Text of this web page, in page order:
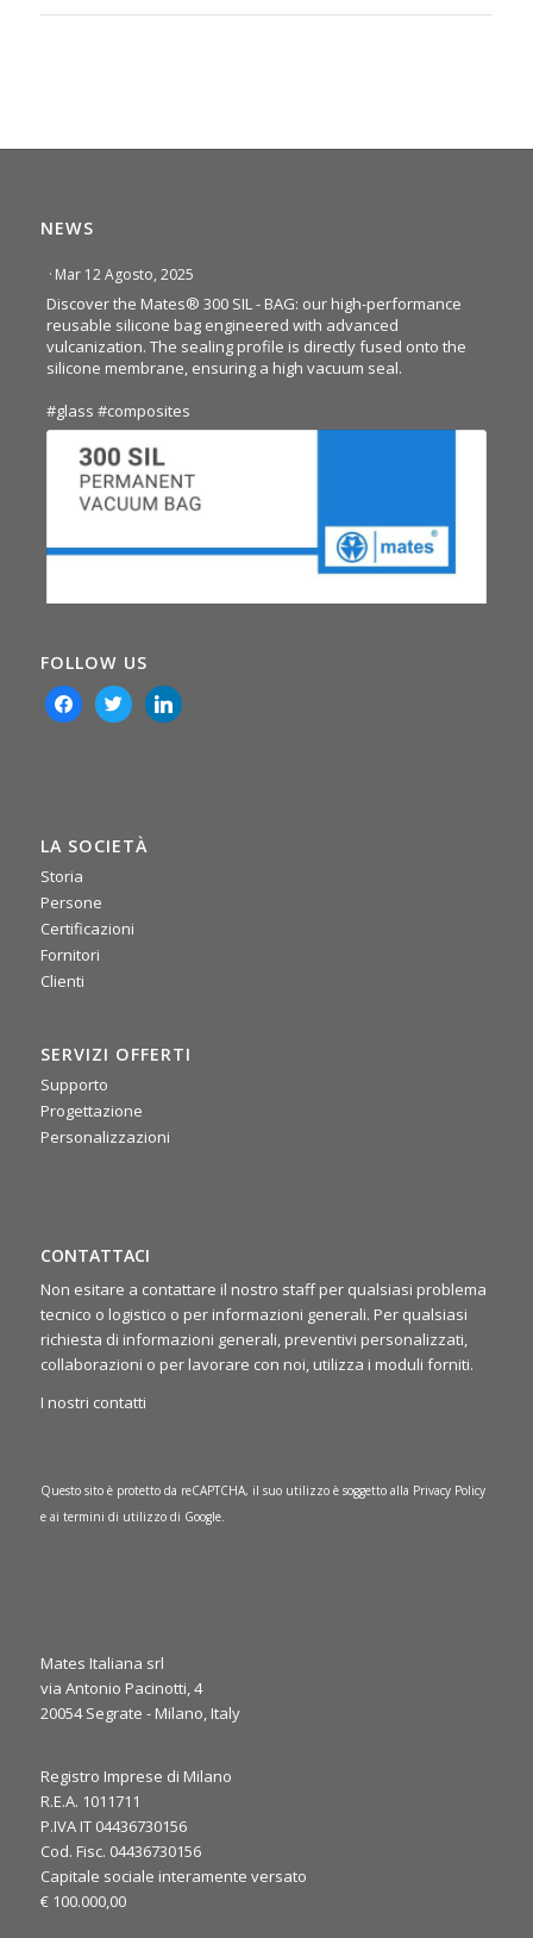
NEWS
· Mar 12 Agosto, 2025
Discover the Mates® 300 SIL - BAG: our high-performance
reusable silicone bag engineered with advanced
vulcanization. The sealing profile is directly fused onto the
silicone membrane, ensuring a high vacuum seal.
#glass #composites
·Mer 16 Luglio, 2025
📌 La scorsa settimana si è tenuto il nostro meeting
per condividere idee, allinearci sugli obiettivi e ritrovarci
rafforzando lo spirito di squadra 🤝
·Gio 6 Marzo, 2025
It’s the final day at JEC World 2025! ⏳
We’re here to discuss your needs and explore how our
expertise can support your applications. Let’s make the most
of the last day, see you at our booth!
FOLLOW US
facebooktwitterlinkedin
LA SOCIETÀ
Storia
Persone
Certificazioni
Fornitori
Clienti
SERVIZI OFFERTI
Supporto
Progettazione
Personalizzazioni
CONTATTACI
Non esitare a contattare il nostro staff per qualsiasi problema
tecnico o logistico o per informazioni generali. Per qualsiasi
richiesta di informazioni generali, preventivi personalizzati,
collaborazioni o per lavorare con noi, utilizza i moduli forniti.
I nostri contatti
Questo sito è protetto da reCAPTCHA, il suo utilizzo è soggetto alla Privacy Policy
e ai termini di utilizzodi Google.
Mates Italiana srl
via Antonio Pacinotti, 4
20054 Segrate - Milano, Italy
Registro Imprese di Milano
R.E.A. 1011711
P.IVA IT 04436730156
Cod. Fisc. 04436730156
Capitale sociale interamente versato
€ 100.000,00